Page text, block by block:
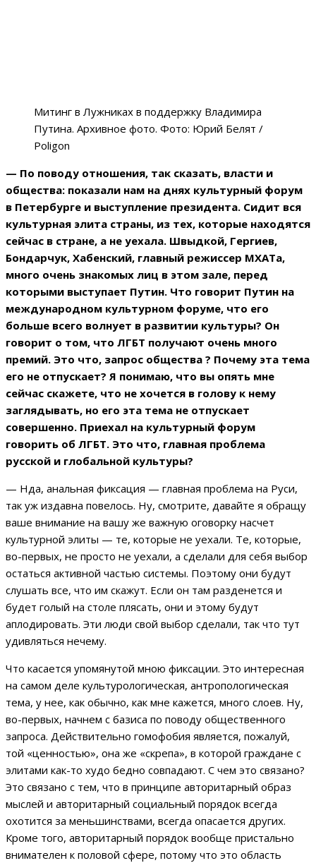
Митинг в Лужниках в поддержку Владимира
Путина. Архивное фото. Фото: Юрий Белят /
Poligon
— По поводу отношения, так сказать, власти и
общества: показали нам на днях культурный форум
в Петербурге и выступление президента. Сидит вся
культурная элита страны, из тех, которые находятся
сейчас в стране, а не уехала. Швыдкой, Гергиев,
Бондарчук, Хабенский, главный режиссер МХАТа,
много очень знакомых лиц в этом зале, перед
которыми выступает Путин. Что говорит Путин на
международном культурном форуме, что его
больше всего волнует в развитии культуры? Он
говорит о том, что ЛГБТ получают очень много
премий. Это что, запрос общества ? Почему эта тема
его не отпускает? Я понимаю, что вы опять мне
сейчас скажете, что не хочется в голову к нему
заглядывать, но его эта тема не отпускает
совершенно. Приехал на культурный форум
говорить об ЛГБТ. Это что, главная проблема
русской и глобальной культуры?
— Нда, анальная фиксация — главная проблема на Руси,
так уж издавна повелось. Ну, смотрите, давайте я обращу
ваше внимание на вашу же важную оговорку насчет
культурной элиты — те, которые не уехали. Те, которые,
во-первых, не просто не уехали, а сделали для себя выбор
остаться активной частью системы. Поэтому они будут
слушать все, что им скажут. Если он там разденется и
будет голый на столе плясать, они и этому будут
аплодировать. Эти люди свой выбор сделали, так что тут
удивляться нечему.
Что касается упомянутой мною фиксации. Это интересная
на самом деле культурологическая, антропологическая
тема, у нее, как обычно, как мне кажется, много слоев. Ну,
во-первых, начнем с базиса по поводу общественного
запроса. Действительно гомофобия является, пожалуй,
той «ценностью», она же «скрепа», в которой граждане с
элитами как-то худо бедно совпадают. С чем это связано?
Это связано с тем, что в принципе авторитарный образ
мыслей и авторитарный социальный порядок всегда
охотится за меньшинствами, всегда опасается других.
Кроме того, авторитарный порядок вообще пристально
внимателен к половой сфере, потому что это область